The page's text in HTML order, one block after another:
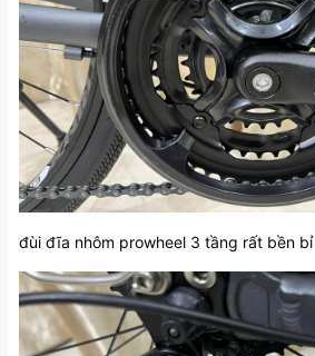
đùi đĩa nhôm prowheel 3 tầng rất bền bỉ